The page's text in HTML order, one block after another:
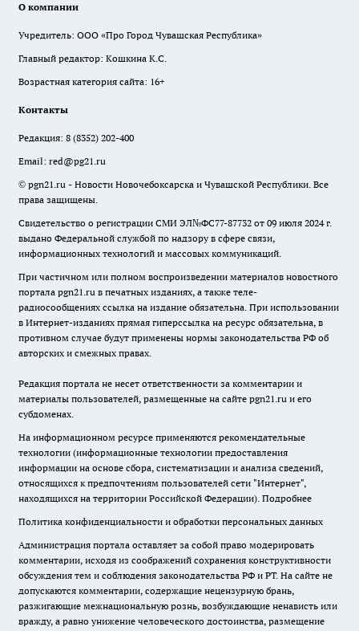
О компании
Учредитель: ООО «Про Город Чувашская Республика»
Главный редактор: Кошкина К.С.
Возрастная категория сайта: 16+
Контакты
Редакция: 8 (8352) 202-400
Email: red@pg21.ru
© pgn21.ru - Новости Новочебоксарска и Чувашской Республики. Все
права защищены.
Свидетельство о регистрации СМИ ЭЛ№ФС77-87732 от 09 июля 2024 г.
выдано Федеральной службой по надзору в сфере связи,
информационных технологий и массовых коммуникаций.
При частичном или полном воспроизведении материалов новостного
портала pgn21.ru в печатных изданиях, а также теле-
радиосообщениях ссылка на издание обязательна. При использовании
в Интернет-изданиях прямая гиперссылка на ресурс обязательна, в
противном случае будут применены нормы законодательства РФ об
авторских и смежных правах.
Редакция портала не несет ответственности за комментарии и
материалы пользователей, размещенные на сайте pgn21.ru и его
субдоменах.
На информационном ресурсе применяются рекомендательные
технологии (информационные технологии предоставления
информации на основе сбора, систематизации и анализа сведений,
относящихся к предпочтениям пользователей сети "Интернет",
находящихся на территории Российской Федерации). Подробнее
Политика конфиденциальности и обработки персональных данных
Администрация портала оставляет за собой право модерировать
комментарии, исходя из соображений сохранения конструктивности
обсуждения тем и соблюдения законодательства РФ и РТ. На сайте не
допускаются комментарии, содержащие нецензурную брань,
разжигающие межнациональную рознь, возбуждающие ненависть или
вражду, а равно унижение человеческого достоинства, размещение